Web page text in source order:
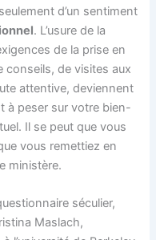
d’un sentiment
. L’usure de la
de la prise en
conseils, de visites aux
attentive, deviennent
à peser sur votre bien-
Il se peut que vous
vous remettiez en
ministère.
séculier,
Maslach,